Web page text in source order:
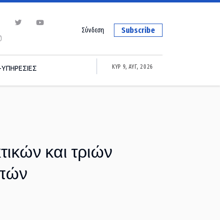
Subscribe
Σύνδεση
ΥΠΗΡΕΣΙΕΣ ΚΥΡ 9, ΑΥΓ, 2026
και τριών